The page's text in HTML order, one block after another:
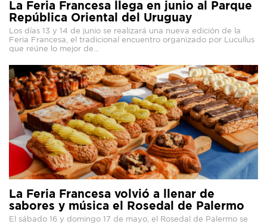
La Feria Francesa llega en junio al Parque
República Oriental del Uruguay
Los días 13 y 14 de junio se realizará una nueva edición de la
Feria Francesa, el tradicional encuentro organizado por Lucullus
que reúne lo mejor de...
La Feria Francesa volvió a llenar de
sabores y música el Rosedal de Palermo
El sábado 16 y domingo 17 de mayo, el Rosedal de Palermo se